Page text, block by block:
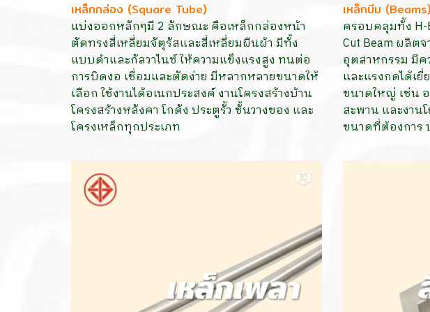
เหล็กกล่อง (Square Tube)
แบ่งออกหลักๆมี 2 ลักษณะ คือเหล็กกล่องหน้า
ตัดทรงสี่เหลี่ยมจัตุรัสและสี่เหลี่ยมผืนผ้า มีทั้ง
แบบดำและกัลวาไนซ์ ให้ความแข็งแรงสูง ทนต่อ
การบิดงอ เชื่อมและตัดง่าย มีหลากหลายขนาดให้
เลือก ใช้งานได้อเนกประสงค์ งานโครงสร้างบ้าน
โครงสร้างหลังคา โกดัง ประตูรั้ว ชั้นวางของ และ
โครงเหล็กทุกประเภท
เหล็กบีม (Beams)
ครอบคลุมทั้ง H-
Cut Beam ผลิต
อุตสาหกรรม มีค
และแรงกดได้เยี่
ขนาดใหญ่ เช่น
สะพาน และงาน
ขนาดที่ต้องการ